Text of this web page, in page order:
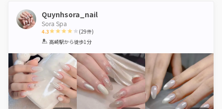
Quynhsora_nail
Sora Spa
4.3
1 2 3 4 5
(29件)
高崎駅から徒歩1分